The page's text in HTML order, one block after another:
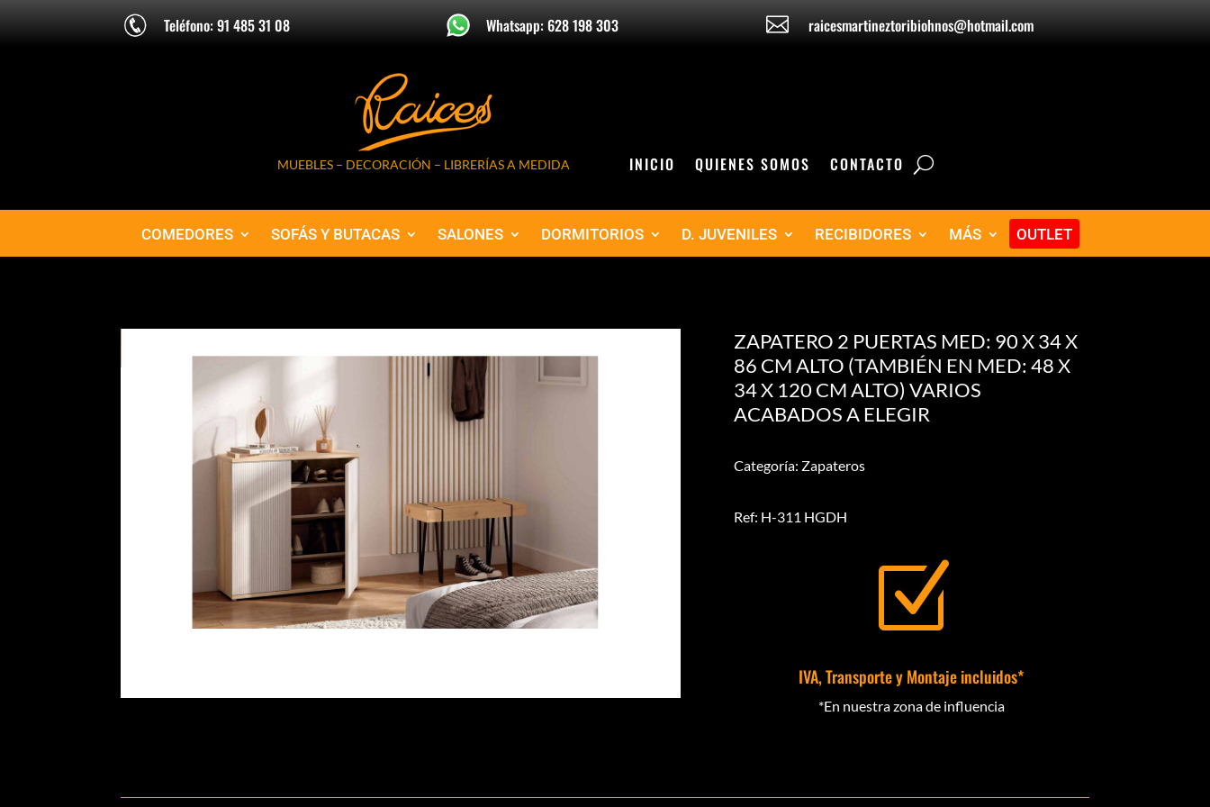
Teléfono: 91 485 31 08 Whatsapp: 628 198 303  raicesmartineztoribiohnos@hotmail.com
MUEBLES – DECORACIÓN – LIBRERÍAS A MEDIDA INICIO QUIENES SOMOS CONTACTO
COMEDORES SOFÁS Y BUTACAS SALONES DORMITORIOS D. JUVENILES RECIBIDORES MÁS OUTLET
ZAPATERO 2 PUERTAS MED: 90 X 34 X
86 CM ALTO (TAMBIÉN EN MED: 48 X
34 X 120 CM ALTO) VARIOS
ACABADOS A ELEGIR
Categoría: Zapateros
Ref: H-311 HGDH
Z
IVA, Transporte y Montaje incluidos*
*En nuestra zona de influencia